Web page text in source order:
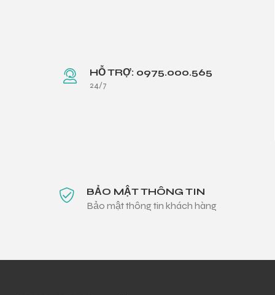
HỖ TRỢ: 0975.000.565
24/7
BẢO MẬT THÔNG TIN
Bảo mật thông tin khách hàng